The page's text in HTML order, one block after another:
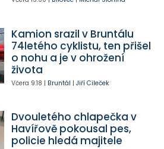
Kamion srazil v Bruntálu
74letého cyklistu, ten přišel
o nohu a je v ohrožení
života
Včera 9:18 | Bruntál | Jiří Cileček
Dvouletého chlapečka v
Havířově pokousal pes,
policie hledá majitele